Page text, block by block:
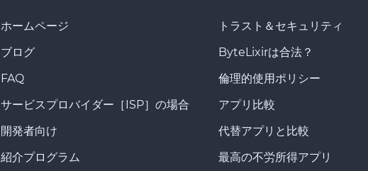
ホームページ
ブログ
FAQ
サービスプロバイダー［ISP］の場合
開発者向け
紹介プログラム
トラスト＆セキュリティ
ByteLixirは合法？
倫理的使用ポリシー
アプリ比較
代替アプリと比較
最高の不労所得アプリ